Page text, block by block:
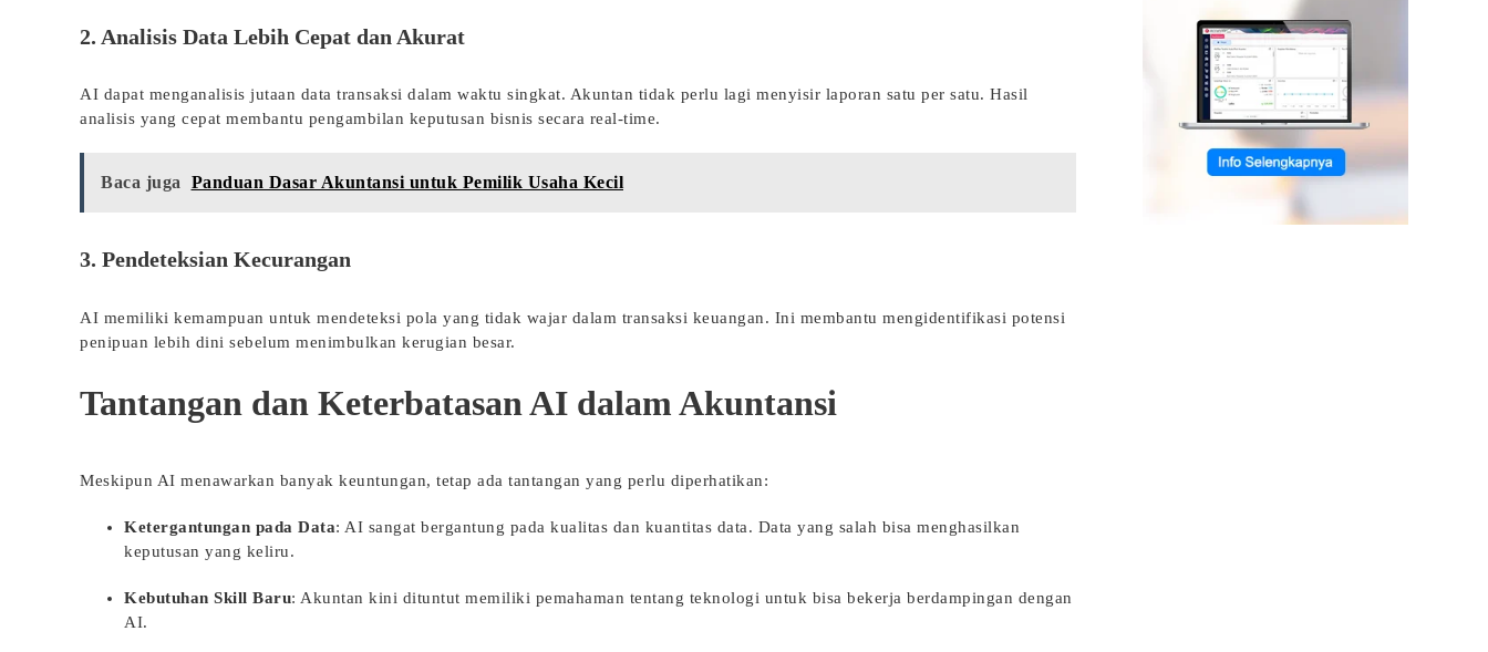
2. Analisis Data Lebih Cepat dan Akurat
AI dapat menganalisis jutaan data transaksi dalam waktu singkat. Akuntan tidak perlu lagi menyisir laporan satu per satu. Hasil
analisis yang cepat membantu pengambilan keputusan bisnis secara real-time.
Baca juga Panduan Dasar Akuntansi untuk Pemilik Usaha Kecil
3. Pendeteksian Kecurangan
AI memiliki kemampuan untuk mendeteksi pola yang tidak wajar dalam transaksi keuangan. Ini membantu mengidentifikasi potensi
penipuan lebih dini sebelum menimbulkan kerugian besar.
Tantangan dan Keterbatasan AI dalam Akuntansi
Meskipun AI menawarkan banyak keuntungan, tetap ada tantangan yang perlu diperhatikan:
Ketergantungan pada Data: AI sangat bergantung pada kualitas dan kuantitas data. Data yang salah bisa menghasilkan
keputusan yang keliru.
Kebutuhan Skill Baru: Akuntan kini dituntut memiliki pemahaman tentang teknologi untuk bisa bekerja berdampingan dengan
AI.